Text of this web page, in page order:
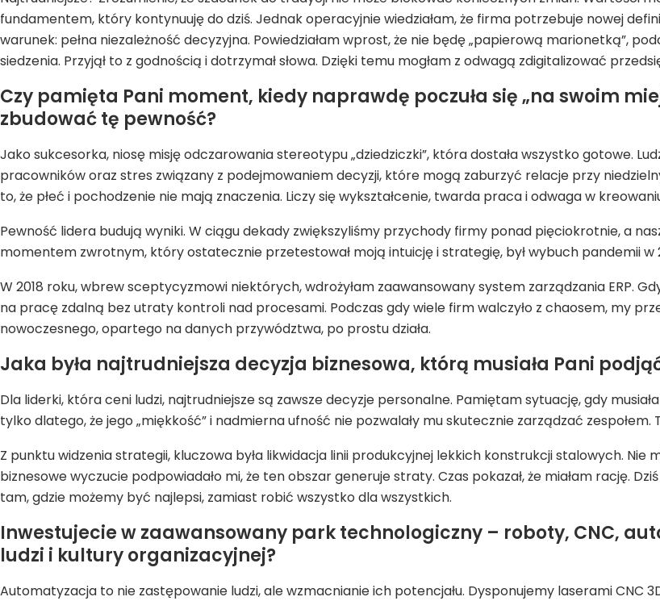
fundamentem, który kontynuuję do dziś. Jednak operacyjnie wiedziałam, że firma potrzebuje nowej
warunek: pełna niezależność decyzyjna. Powiedziałam wprost, że nie będę „papierową marionetką”,
siedzenia. Przyjął to z godnością i dotrzymał słowa. Dzięki temu mogłam z odwagą zdigitalizować
Czy pamięta Pani moment, kiedy naprawdę poczuła się „na swoim
zbudować tę pewność?
Jako sukcesorka, niosę misję odczarowania stereotypu „dziedziczki”, która dostała wszystko gotowe.
pracowników oraz stres związany z podejmowaniem decyzji, które mogą zaburzyć relacje przy
to, że płeć i pochodzenie nie mają znaczenia. Liczy się wykształcenie, twarda praca i odwaga w
Pewność lidera budują wyniki. W ciągu dekady zwiększyliśmy przychody firmy ponad pięciokrotnie, a
momentem zwrotnym, który ostatecznie przetestował moją intuicję i strategię, był wybuch pandemii w
W 2018 roku, wbrew sceptycyzmowi niektórych, wdrożyłam zaawansowany system zarządzania ERP.
na pracę zdalną bez utraty kontroli nad procesami. Podczas gdy wiele firm walczyło z chaosem, my
nowoczesnego, opartego na danych przywództwa, po prostu działa.
Jaka była najtrudniejsza decyzja biznesowa, którą musiała Pani
Dla liderki, która ceni ludzi, najtrudniejsze są zawsze decyzje personalne. Pamiętam sytuację, gdy
tylko dlatego, że jego „miękkość” i nadmierna ufność nie pozwalały mu skutecznie zarządzać
Z punktu widzenia strategii, kluczowa była likwidacja linii produkcyjnej lekkich konstrukcji stalowych.
biznesowe wyczucie podpowiadało mi, że ten obszar generuje straty. Czas pokazał, że miałam rację.
tam, gdzie możemy być najlepsi, zamiast robić wszystko dla wszystkich.
Inwestujecie w zaawansowany park technologiczny – roboty, CNC,
ludzi i kultury organizacyjnej?
Automatyzacja to nie zastępowanie ludzi, ale wzmacnianie ich potencjału. Dysponujemy laserami